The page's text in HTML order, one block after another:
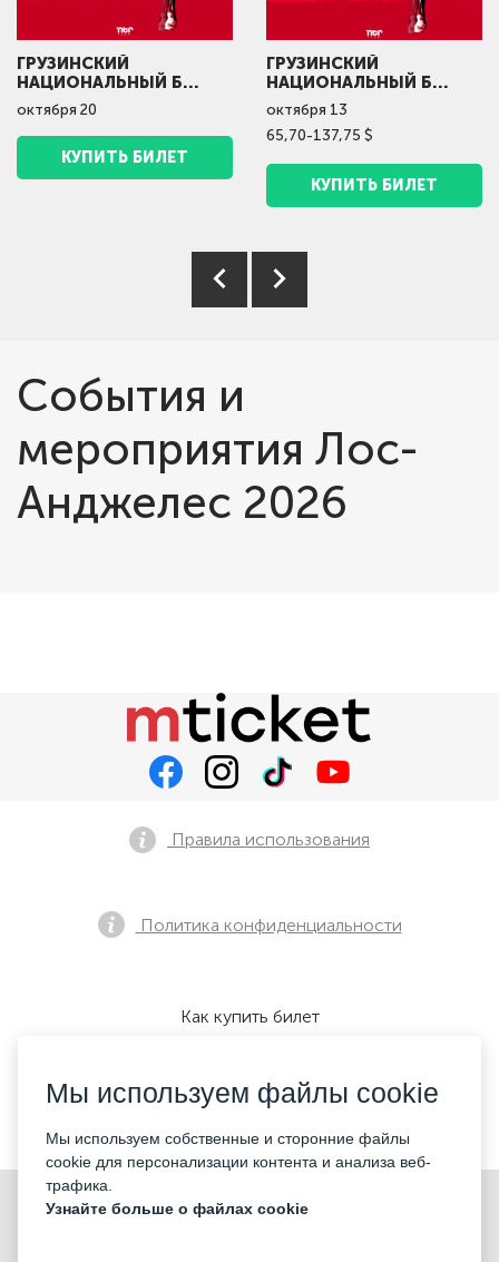
Мы используем файлы cookie
Мы используем собственные и сторонние файлы
cookie для персонализации контента и анализа веб-
трафика.
Узнайте больше о файлах cookie
ГРУЗИНСКИЙ
НАЦИОНАЛЬНЫЙ Б...
октября 20
КУПИТЬ БИЛЕТ
ГРУЗИНСКИЙ
НАЦИОНАЛЬНЫЙ Б...
октября 13
65,70-137,75 $
КУПИТЬ БИЛЕТ
События и
мероприятия Лос-
Анджелес 2026
©2026 «KONTRAMARKA LLC» Все права защищены
Правила использования
Политика конфиденциальности
Как купить билет
Мы принимаем: